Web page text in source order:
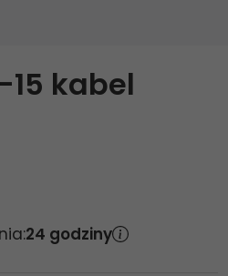
15 kabel
24 godziny